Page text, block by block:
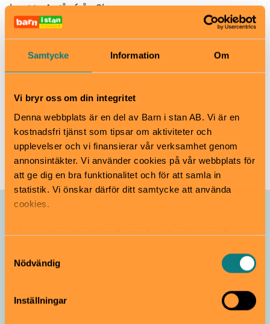
Samtycke Information Om
Vi bryr oss om din integritet
Denna webbplats är en del av Barn i stan AB. Vi är en
kostnadsfri tjänst som tipsar om aktiviteter och
upplevelser och vi finansierar vår verksamhet genom
annonsintäkter. Vi använder cookies på vår webbplats för
att ge dig en bra funktionalitet och för att samla in
statistik. Vi önskar därför ditt samtycke att använda
cookies.
Vi använder enhetsidentifierare för att analysera vår
samt tillhandahålla funktioner för sociala medier. Vi
vidarebefordrar även sådana identifierare och annan
information från din enhet till de sociala medier och
annons- och analysföretag som vi samarbetar med.
Nödvändig
Inställningar
brygga. Avgår från Slussen.
Vrak
info@vrak.se
Till webbplats
Vikings Before Vikings
Från 3 år